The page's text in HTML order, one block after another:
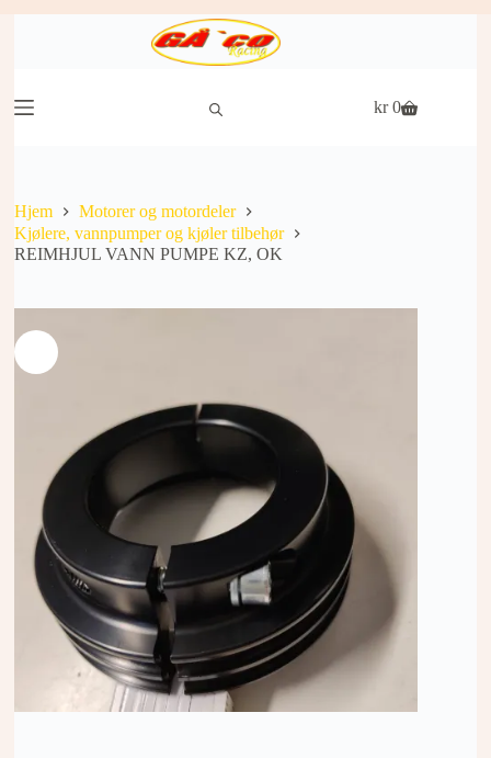
Handlekurv
kr0
Hjem
Motorer og motordeler
Kjølere, vannpumper og kjøler tilbehør
REIMHJUL VANN PUMPE KZ, OK